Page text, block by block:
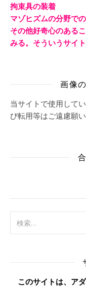
拘束具の装着
マゾヒズムの分野で
その他好奇心のある
みる。そういうサイ
画像
当サイトで使用して
び転用等はご遠慮願い
このサイトは、ア